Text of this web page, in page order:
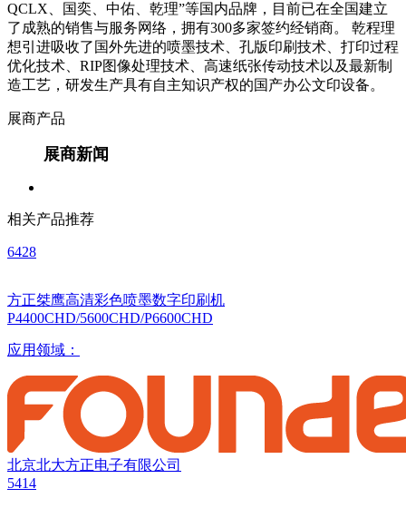
QCLX、国奕、中佑、乾理”等国内品牌，目前已在全国建立
了成熟的销售与服务网络，拥有300多家签约经销商。 乾程理
想引进吸收了国外先进的喷墨技术、孔版印刷技术、打印过程
优化技术、RIP图像处理技术、高速纸张传动技术以及最新制
造工艺，研发生产具有自主知识产权的国产办公文印设备。
展商产品
展商新闻
相关产品推荐
6428
方正桀鹰高清彩色喷墨数字印刷机
P4400CHD/5600CHD/P6600CHD
应用领域：
北京北大方正电子有限公司
5414